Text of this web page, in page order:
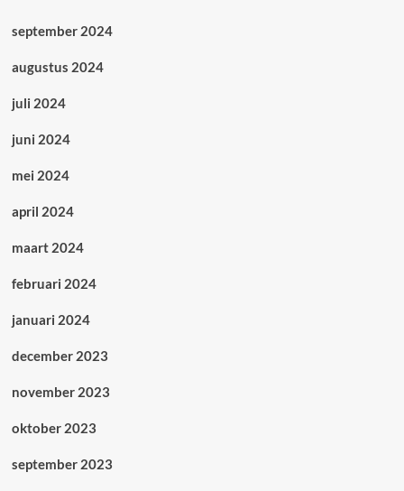
september 2024
augustus 2024
juli 2024
juni 2024
mei 2024
april 2024
maart 2024
februari 2024
januari 2024
december 2023
november 2023
oktober 2023
september 2023